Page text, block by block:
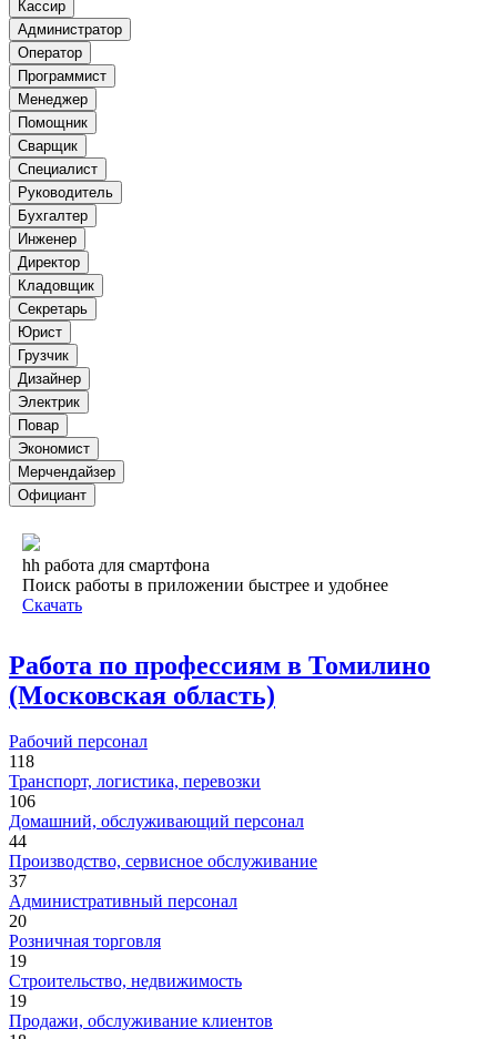
Кассир
Администратор
Оператор
Программист
Менеджер
Помощник
Сварщик
Специалист
Руководитель
Бухгалтер
Инженер
Директор
Кладовщик
Секретарь
Юрист
Грузчик
Дизайнер
Электрик
Повар
Экономист
Мерчендайзер
Официант
hh работа для смартфона
Поиск работы в приложении быстрее и удобнее
Скачать
Работа по профессиям в Томилино
(Московская область)
Рабочий персонал
118
Транспорт, логистика, перевозки
106
Домашний, обслуживающий персонал
44
Производство, сервисное обслуживание
37
Административный персонал
20
Розничная торговля
19
Строительство, недвижимость
19
Продажи, обслуживание клиентов